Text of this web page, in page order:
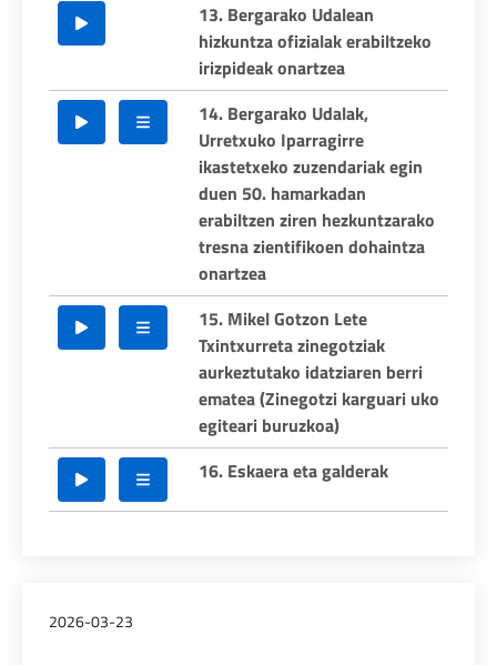
13. Bergarako Udalean
hizkuntza ofizialak erabiltzeko
irizpideak onartzea
14. Bergarako Udalak,
Urretxuko Iparragirre
ikastetxeko zuzendariak egin
duen 50. hamarkadan
erabiltzen ziren hezkuntzarako
tresna zientifikoen dohaintza
onartzea
15. Mikel Gotzon Lete
Txintxurreta zinegotziak
aurkeztutako idatziaren berri
ematea (Zinegotzi karguari uko
egiteari buruzkoa)
16. Eskaera eta galderak
2026-03-23